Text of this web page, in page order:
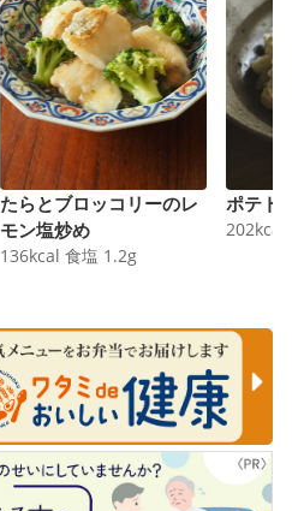
たらとブロッコリーのレ
モン塩炒め
136kcal 食塩 1.2g
ポテト
202kcal